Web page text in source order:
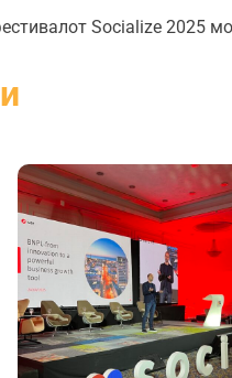
Socialize 2025